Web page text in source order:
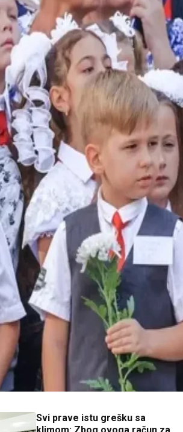
Svi prave istu grešku sa